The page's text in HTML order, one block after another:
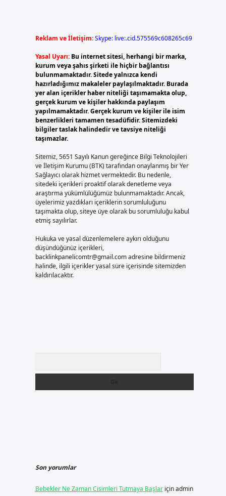
Reklam ve İletişim:Skype: live:.cid.575569c608265c69
Yasal Uyarı: Bu internet sitesi, herhangi bir marka,
kurum veya şahıs şirketi ile hiçbir bağlantısı
bulunmamaktadır. Sitede yalnızca kendi
hazırladığımız makaleler paylaşılmaktadır. Burada
yer alan içerikler haber niteliği taşımamakta olup,
gerçek kurum ve kişiler hakkında paylaşım
yapılmamaktadır. Gerçek kurum ve kişiler ile isim
benzerlikleri tamamen tesadüfidir. Sitemizdeki
bilgiler taslak halindedir ve tavsiye niteliği
taşımazlar.
Sitemiz, 5651 Sayılı Kanun gereğince Bilgi Teknolojileri
ve İletişim Kurumu (BTK) tarafından onaylanmış bir Yer
Sağlayıcı olarak hizmet vermektedir. Bu nedenle,
sitedeki içerikleri proaktif olarak denetleme veya
araştırma yükümlülüğümüz bulunmamaktadır. Ancak,
üyelerimiz yazdıkları içeriklerin sorumluluğunu
taşımakta olup, siteye üye olarak bu sorumluluğu kabul
etmiş sayılırlar.
Hukuka ve yasal düzenlemelere aykırı olduğunu
düşündüğünüz içerikleri,
backlinkpanelicomtr@gmail.comadresine bildirmeniz
halinde, ilgili içerikler yasal süre içerisinde sitemizden
kaldırılacaktır.
Son yorumlar
Bebekler Ne Zaman Cisimleri Tutmaya Başlariçinadmin